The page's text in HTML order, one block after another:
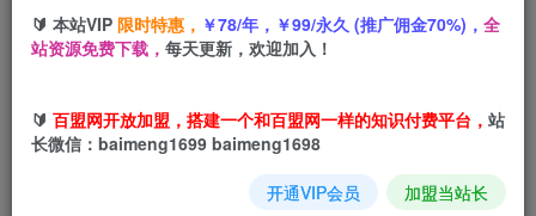
直播带货线上课，打造运营型主播，起号、话术、运营，直
🔰 本站VIP 限时特惠， ￥78/年，￥99/永久 (推广佣金70%)， 全
站资源免费下载， 每天更新，欢迎加入！
🔰 百盟网开放加盟，搭建一个和百盟网一样的知识付费平台， 站
长微信：baimeng1699 baimeng1698
开通VIP会员 加盟当站长